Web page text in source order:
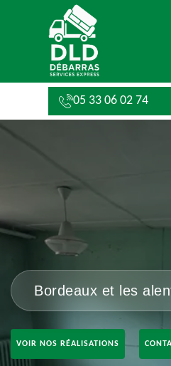
05 33 06 02 74
Bordeaux et les
VOIR NOS RÉALISATIONS